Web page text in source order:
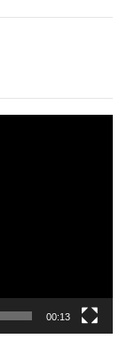
00:13